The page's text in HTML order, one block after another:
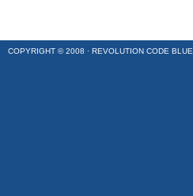
COPYRIGHT © 2008 · REVOLUTION CODE BLUE